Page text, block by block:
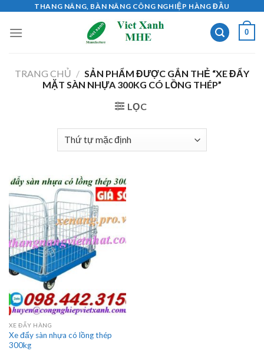
content
THANG NÂNG, BÀN NÂNG CÔNG NGHIỆP HÀNG ĐẦU
0
TRANG CHỦ / SẢN PHẨM ĐƯỢC GẮN THẺ “XE ĐẨY
MẶT SÀN NHỰA 300KG CÓ LỒNG THÉP”
LỌC
XE ĐẨY HÀNG
Xe đẩy sàn nhựa có lồng thép
300kg